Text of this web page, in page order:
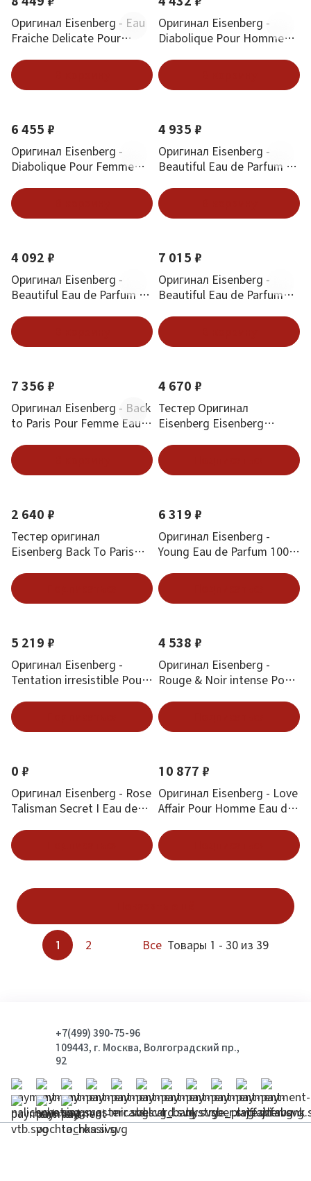
Оригинал Eisenberg - Eau
Fraiche Delicate Pour
Оригинал Eisenberg -
Diabolique Pour Homme
6 455 ₽
Оригинал Eisenberg -
Diabolique Pour Femme
4 935 ₽
Оригинал Eisenberg -
Beautiful Eau de Parfum 50
4 092 ₽
Оригинал Eisenberg -
Beautiful Eau de Parfum 30
7 015 ₽
Оригинал Eisenberg -
Beautiful Eau de Parfum
7 356 ₽
Оригинал Eisenberg - Back
to Paris Pour Femme Eau
4 670 ₽
Тестер Оригинал
Eisenberg Eisenberg
(W) 100 ml
2 640 ₽
Тестер оригинал
Eisenberg Back To Paris
6 319 ₽
Оригинал Eisenberg -
Young Eau de Parfum 100
5 219 ₽
Оригинал Eisenberg -
Tentation irresistible Pour
ml
4 538 ₽
Оригинал Eisenberg -
Rouge & Noir intense Pour
ml
0 ₽
Оригинал Eisenberg - Rose
Talisman Secret I Eau de
10 877 ₽
Оригинал Eisenberg - Love
Affair Pour Homme Eau de
1 2 Все Товары 1 - 30 из 39
+7(499) 390-75-96
109443, г. Москва, Волгоградский пр.,
92